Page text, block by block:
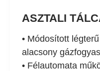
ASZTALI
• Módosított
alacsony
• Félautomata